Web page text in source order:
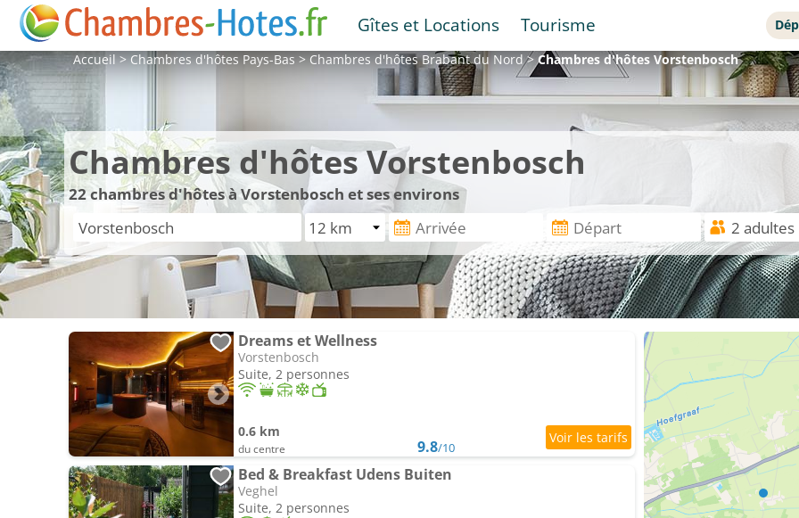
Gîtes et Locations Tourisme
Accueil>Chambres d'hôtesPays-Bas>Chambres d'hôtesBrabant du Nord>Chambres d'hôtesVorstenbosch
Chambres d'hôtes Vorstenbosch
22chambres d'hôtes à Vorstenbosch et ses environs
Dreams et Wellness
Vorstenbosch
Suite, 2 personnes
0.6 km
du centre 9.8/10
Bed & Breakfast Udens Buiten
Veghel
Suite, 2 personnes